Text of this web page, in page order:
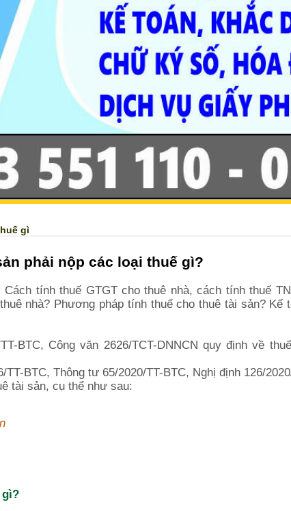
gì
phải nộp các loại thuế gì?
tính thuế GTGT cho thuê nhà, cách tính thuế
nhà? Phương pháp tính thuế cho thuê tài sản? Kế
BTC, Công văn 2626/TCT-DNNCN quy định về
BTC, Thông tư 65/2020/TT-BTC, Nghị định 126/
tài sản, cụ thể như sau:
gì?